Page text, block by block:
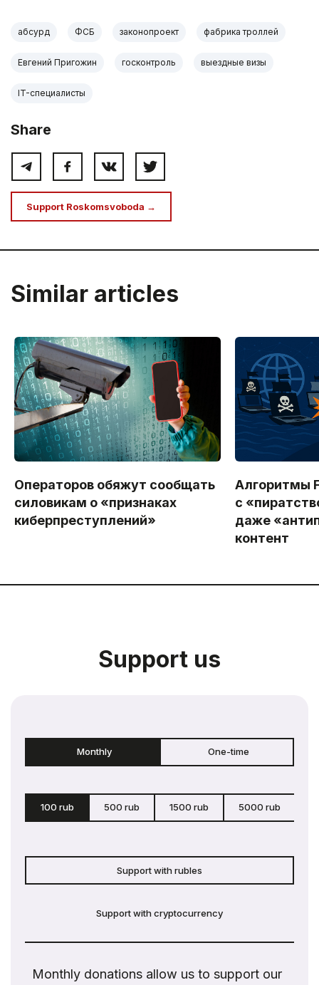
абсурд ФСБ законопроект фабрика троллей
Евгений Пригожин госконтроль выездные визы
IT-специалисты
Share
Support Roskomsvoboda →
Similar articles
Операторов обяжут сообщать
силовикам о «признаках
киберпреступлений»
Алгоритмы
с
даже
контент
Support us
Monthly One-time
100 rub 500 rub 1500 rub 5000 rub
Support with rubles
Support with cryptocurrency
Monthly donations allow us to support our